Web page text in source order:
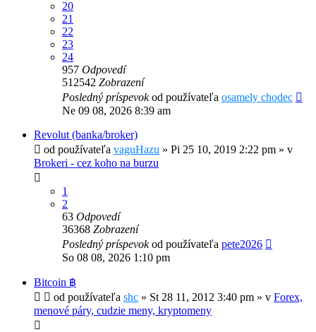
20
21
22
23
24
957 Odpovedí
512542 Zobrazení
Posledný príspevokod používateľa osamely chodec
Ne 09 08, 2026 8:39 am
Revolut (banka/broker)
od používateľa vaguHazu » Pi 25 10, 2019 2:22 pm » v
Brokeri - cez koho na burzu
1
2
63 Odpovedí
36368 Zobrazení
Posledný príspevokod používateľa pete2026
So 08 08, 2026 1:10 pm
Bitcoin ฿
od používateľa shc » St 28 11, 2012 3:40 pm » v Forex,
menové páry, cudzie meny, kryptomeny